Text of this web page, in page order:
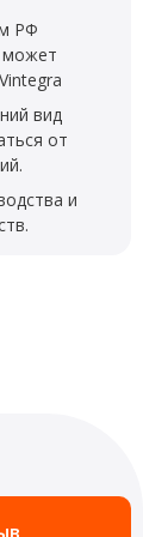
РФ
может
вид
от
и